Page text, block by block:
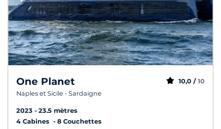
One Planet
Naples et Sicile - Sardaigne
10,0 / 10
2023
23.5 mètres
4 Cabines
8 Couchettes